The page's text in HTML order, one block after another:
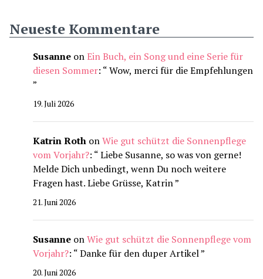
Neueste Kommentare
Susanne onEin Buch, ein Song und eine Serie für
diesen Sommer: “Wow, merci für die Empfehlungen
”
19. Juli 2026
Katrin Roth onWie gut schützt die Sonnenpflege
vom Vorjahr?: “Liebe Susanne, so was von gerne!
Melde Dich unbedingt, wenn Du noch weitere
Fragen hast. Liebe Grüsse, Katrin”
21. Juni 2026
Susanne onWie gut schützt die Sonnenpflege vom
Vorjahr?: “Danke für den duper Artikel”
20. Juni 2026